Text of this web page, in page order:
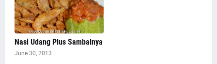
Nasi Udang Plus Sambalnya
June 30, 2013